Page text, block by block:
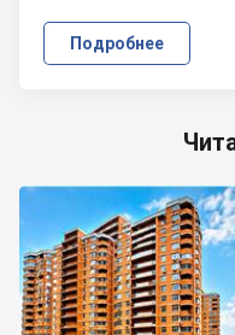
Подробнее